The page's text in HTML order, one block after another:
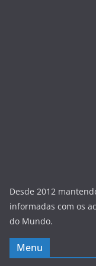
Desde 2012
informadas com os
do Mundo.
Menu